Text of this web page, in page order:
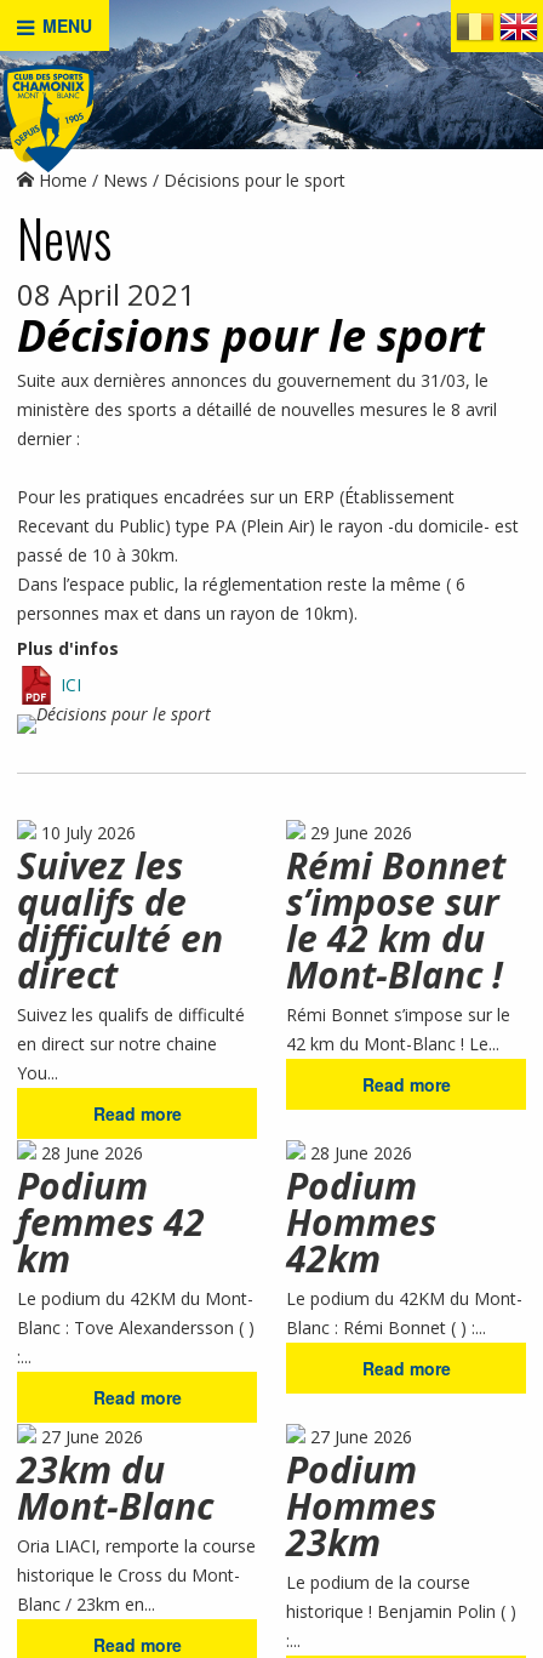
MENU
Home News Décisions pour le sport
News
08 April 2021
Décisions pour le sport
Suite aux dernières annonces du gouvernement du 31/03, le
ministère des sports a détaillé de nouvelles mesures le 8 avril
dernier :
Pour les pratiques encadrées sur un ERP (Établissement
Recevant du Public) type PA (Plein Air) le rayon -du domicile- est
passé de 10 à 30km.
Dans l’espace public, la réglementation reste la même ( 6
personnes max et dans un rayon de 10km).
Plus d'infos
ICI
10 July 2026
Suivez les
qualifs de
difficulté en
direct
Suivez les qualifs de difficulté
en direct sur notre chaine
You...
Read more
29 June 2026
Rémi Bonnet
s’impose sur
le 42 km du
Mont-Blanc !
Rémi Bonnet s’impose sur le
42 km du Mont-Blanc ! Le...
Read more
28 June 2026
Podium
femmes 42
km
Le podium du 42KM du Mont-
Blanc : Tove Alexandersson ( )
:...
Read more
28 June 2026
Podium
Hommes
42km
Le podium du 42KM du Mont-
Blanc : Rémi Bonnet ( ) :...
Read more
27 June 2026
23km du
Mont-Blanc
Oria LIACI, remporte la course
historique le Cross du Mont-
Blanc / 23km en...
Read more
27 June 2026
Podium
Hommes
23km
Le podium de la course
historique ! Benjamin Polin ( )
:...